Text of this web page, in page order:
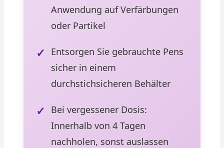
Anwendung auf Verfärbungen
oder Partikel
Entsorgen Sie gebrauchte Pens
sicher in einem
durchstichsicheren Behälter
Bei vergessener Dosis:
Innerhalb von 4 Tagen
nachholen, sonst auslassen